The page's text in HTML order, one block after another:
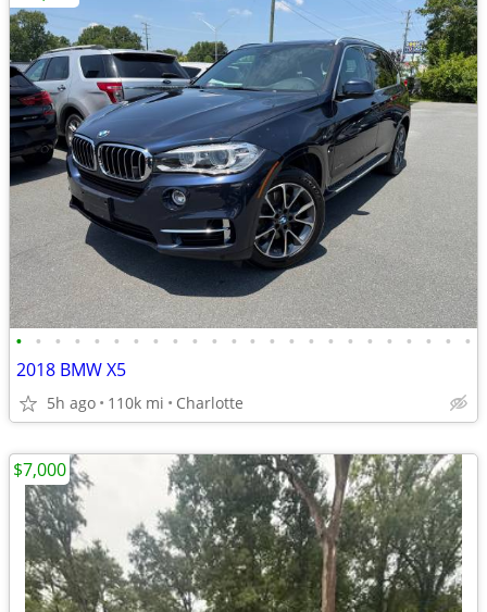
• • • • • • • • • • • • • • • • • • • • • • • •
2018 BMW X5
5h ago 110k mi Charlotte
$7,000